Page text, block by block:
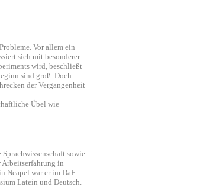
Vor allem ein
sich mit besonderer
wird, beschließt
sind groß. Doch
der Vergangenheit
Übel wie
sowie
in
Neapel war er im DaF-
Latein und Deutsch.